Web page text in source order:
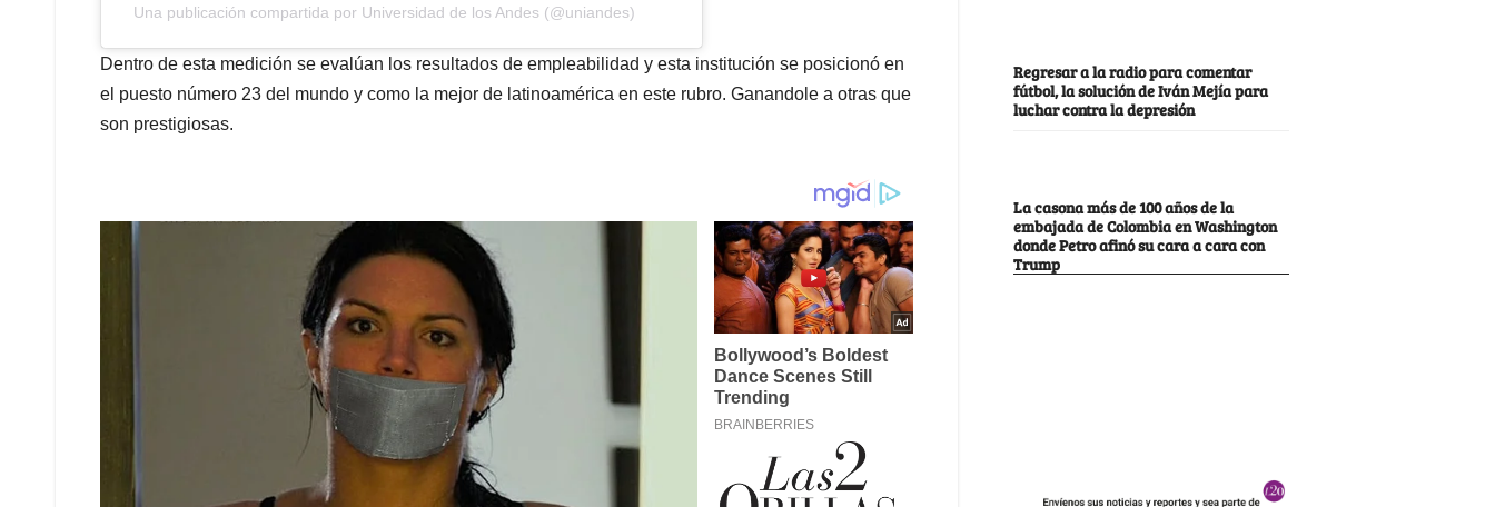
Una publicación compartida por Universidad de los Andes (@uniandes)
Dentro de esta medición se evalúan los resultados de empleabilidad y esta institución se posicionó en
el puesto número 23 del mundo y como la mejor de latinoamérica en este rubro. Ganandole a otras que
son prestigiosas.
Regresar a la radio para comentar
fútbol, la solución de Iván Mejía para
luchar contra la depresión
La casona más de 100 años de la
embajada de Colombia en Washington
donde Petro afinó su cara a cara con
Trump